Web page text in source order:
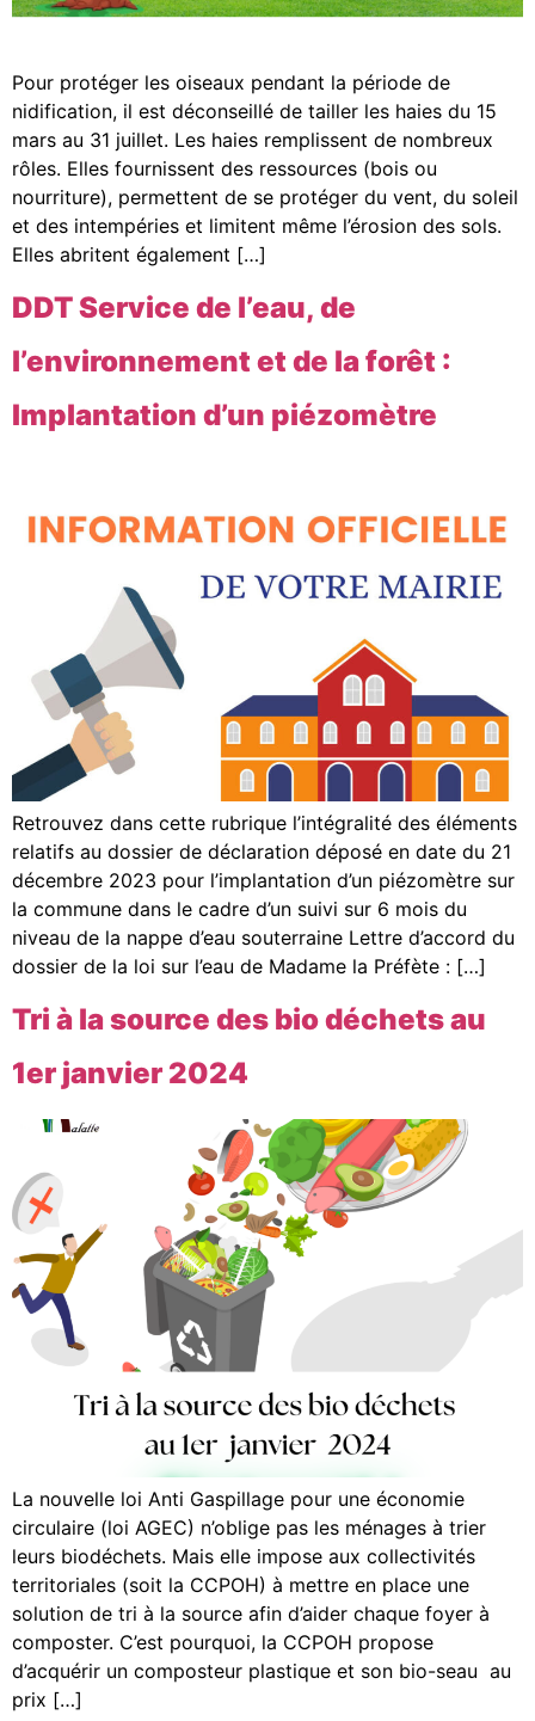
Pour protéger les oiseaux pendant la période de
nidification, il est déconseillé de tailler les haies du 15
mars au 31 juillet. Les haies remplissent de nombreux
rôles. Elles fournissent des ressources (bois ou
nourriture), permettent de se protéger du vent, du soleil
et des intempéries et limitent même l’érosion des sols.
Elles abritent également […]
DDT Service de l’eau, de
l’environnement et de la forêt :
Implantation d’un piézomètre
Retrouvez dans cette rubrique l’intégralité des éléments
relatifs au dossier de déclaration déposé en date du 21
décembre 2023 pour l’implantation d’un piézomètre sur
la commune dans le cadre d’un suivi sur 6 mois du
niveau de la nappe d’eau souterraine Lettre d’accord du
dossier de la loi sur l’eau de Madame la Préfète : […]
Tri à la source des bio déchets au
1er janvier 2024
La nouvelle loi Anti Gaspillage pour une économie
circulaire (loi AGEC) n’oblige pas les ménages à trier
leurs biodéchets. Mais elle impose aux collectivités
territoriales (soit la CCPOH) à mettre en place une
solution de tri à la source afin d’aider chaque foyer à
composter. C’est pourquoi, la CCPOH propose
d’acquérir un composteur plastique et son bio-seau au
prix […]